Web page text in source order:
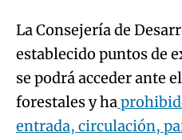
La Consejería de
establecido puntos de
se podrá acceder ante
forestales y ha
entrada, circulación,